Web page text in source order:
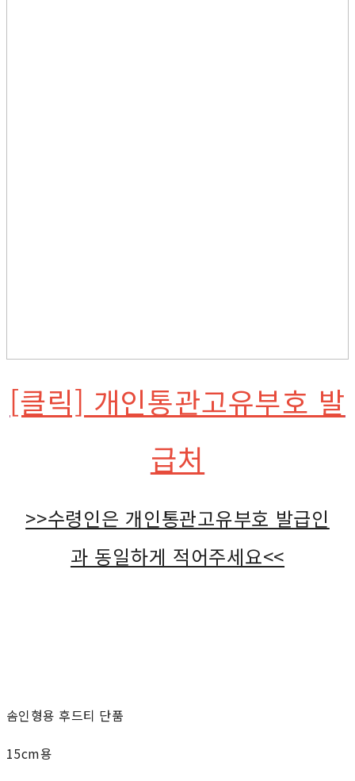
[클릭] 개인통관고유부호 발
급처
>>수령인은 개인통관고유부호 발급인
과 동일하게 적어주세요<<
솜인형용 후드티 단품
15cm용